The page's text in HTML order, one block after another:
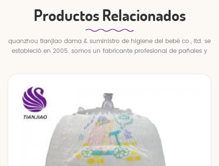
Productos Relacionados
quanzhou tianjiao dama & suministro de higiene del bebé co., ltd. se
estableció en 2005. somos un fabricante profesional de pañales y